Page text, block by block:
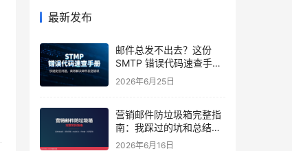
最新发布
邮件总发不出去？这份
SMTP 错误代码速查手
册，建议收藏
2026年6月25日
营销邮件防垃圾箱完整指
南：我踩过的坑和总结出
的方法
2026年6月16日